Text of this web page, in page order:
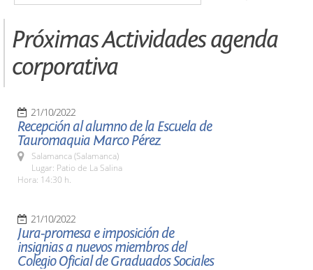
Próximas Actividades agenda
corporativa
21/10/2022
Recepción al alumno de la Escuela de
Tauromaquia Marco Pérez
Salamanca (Salamanca)
Lugar: Patio de La Salina
Hora: 14:30 h.
21/10/2022
Jura-promesa e imposición de
insignias a nuevos miembros del
Colegio Oficial de Graduados Sociales